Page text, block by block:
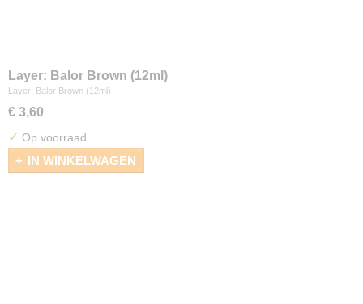
Layer: Balor Brown (12ml)
Layer: Balor Brown (12ml)
€ 3,60
✓ Op voorraad
IN WINKELWAGEN